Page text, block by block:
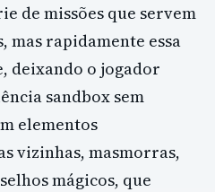
de missões que servem
mas rapidamente essa
deixando o jogador
sandbox sem
elementos
vizinhas, masmorras,
mágicos, que